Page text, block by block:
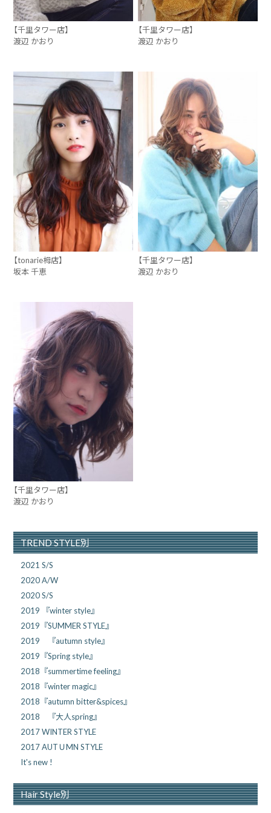
【千里タワー店】
渡辺 かおり
【千里タワー店】
渡辺 かおり
【tonarie栂店】
坂本 千恵
【千里タワー店】
渡辺 かおり
【千里タワー店】
渡辺 かおり
TREND STYLE別
2021 S/S
2020 A/W
2020 S/S
2019 『winter style』
2019『SUMMER STYLE』
2019 『autumn style』
2019『Spring style』
2018『summertime feeling』
2018『winter magic』
2018『autumn bitter&spices』
2018 『大人spring』
2017 WINTER STYLE
2017 AUTＵMN STYLE
It's new !
Hair Style別